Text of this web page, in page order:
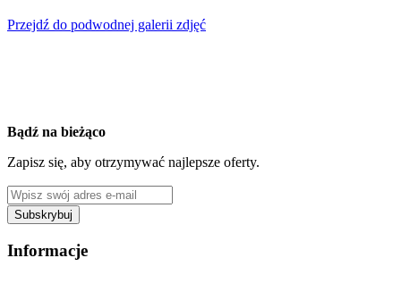
Przejdź do podwodnej galerii zdjęć
Bądź na bieżąco
Zapisz się, aby otrzymywać najlepsze oferty.
Adres e-mail
Subskrybuj
This form is protected by reCAPTCHA - the
Informacje